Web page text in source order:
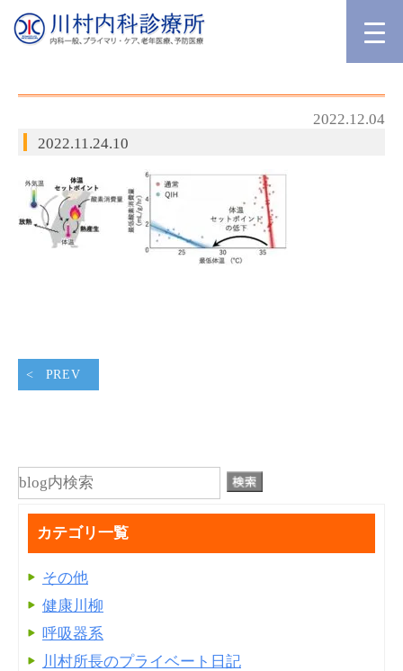
2022.12.04
2022.11.24.10
PREV
カテゴリ一覧
その他
健康川柳
呼吸器系
川村所長のプライベート日記